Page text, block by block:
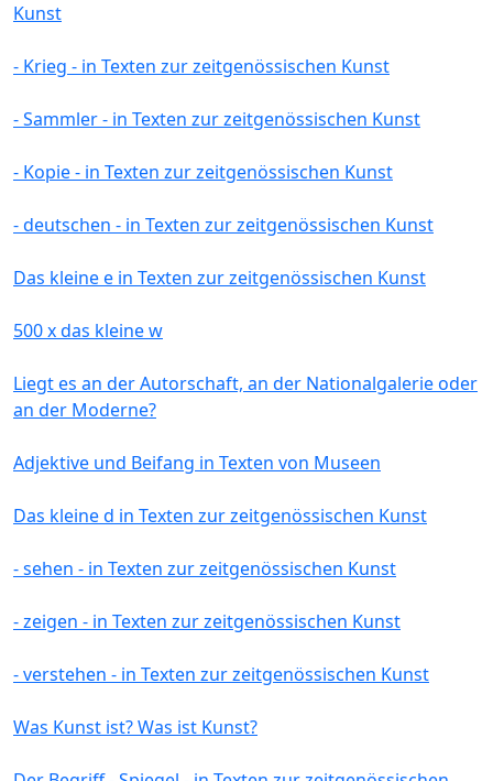
Kunst
- Krieg - in Texten zur zeitgenössischen Kunst
- Sammler - in Texten zur zeitgenössischen Kunst
- Kopie - in Texten zur zeitgenössischen Kunst
- deutschen - in Texten zur zeitgenössischen Kunst
Das kleine e in Texten zur zeitgenössischen Kunst
500 x das kleine w
Liegt es an der Autorschaft, an der Nationalgalerie oder
an der Moderne?
Adjektive und Beifang in Texten von Museen
Das kleine d in Texten zur zeitgenössischen Kunst
- sehen - in Texten zur zeitgenössischen Kunst
- zeigen - in Texten zur zeitgenössischen Kunst
- verstehen - in Texten zur zeitgenössischen Kunst
Was Kunst ist? Was ist Kunst?